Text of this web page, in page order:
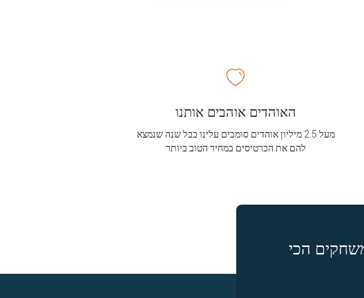
האוהדים אוהבים אותנו
מעל 2.5 מיליון אוהדים סומכים עלינו בכל שנה שנמצא
להם את הכרטיסים במחיר הטוב ביותר
הכי